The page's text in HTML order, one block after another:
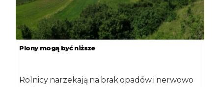
Plony mogą być niższe
Rolnicy narzekają na brak opadów i nerwowo